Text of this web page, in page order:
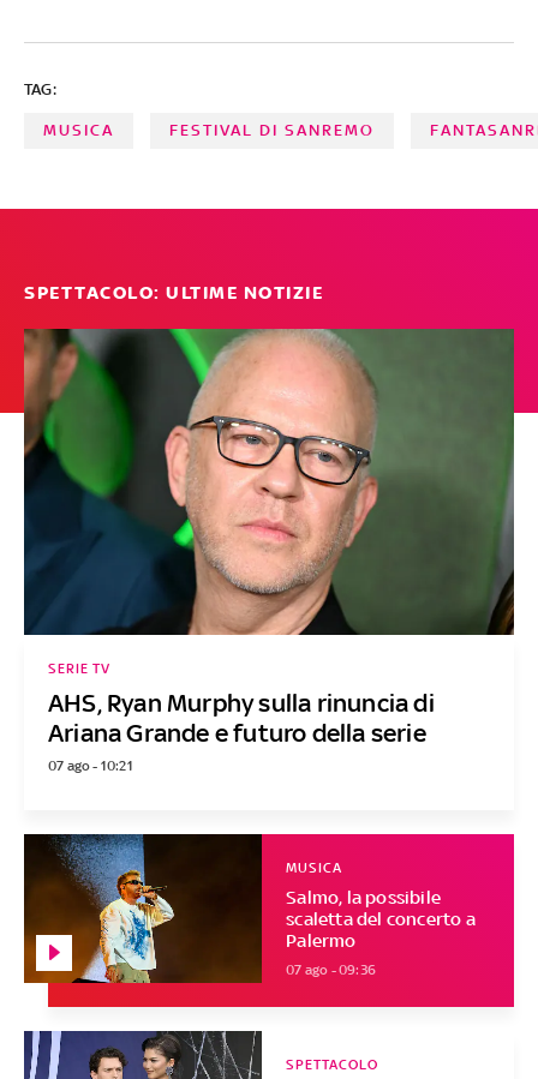
TAG:
MUSICA FESTIVAL DI SANREMO
SPETTACOLO: ULTIME NOTIZIE
AHS, Ryan Murphy sulla rinuncia di
Ariana Grande e futuro della serie
SERIE TV
07 ago - 10:21
Salmo, la possibile
scaletta del concerto a
Palermo
MUSICA
07 ago - 09:36
SPETTACOLO